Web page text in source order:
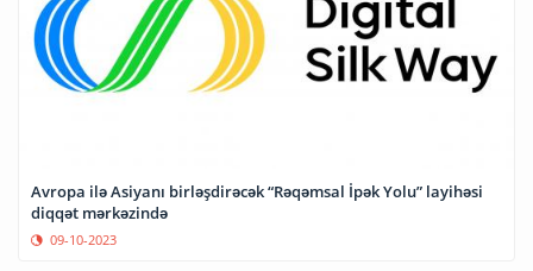
Avropa ilə Asiyanı birləşdirəcək “Rəqəmsal İpək Yolu” layihəsi
diqqət mərkəzində
09-10-2023